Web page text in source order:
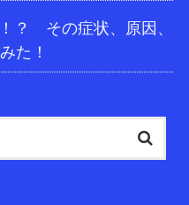
？ その症状、原因、
た！